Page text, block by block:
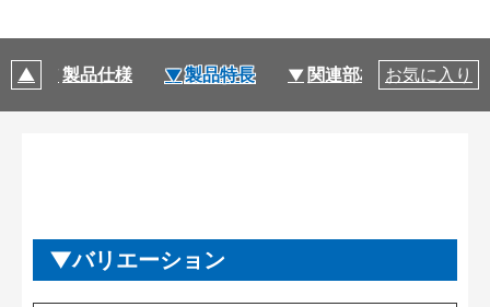
製品仕様 製品特長 関連部材・関連情報
お気に入り
バリエーション